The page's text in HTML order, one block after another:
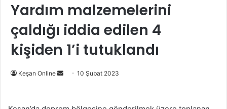
Yardım malzemelerini
çaldığı iddia edilen 4
kişiden 1’i tutuklandı
Keşan Online
Bir
10 Şubat 2023